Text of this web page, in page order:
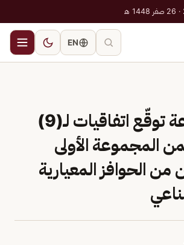
EN
وزارة الصناعة توقّع اتفاقيات لـ(9)
المجموعة الأولى
من الحوافز المعيارية